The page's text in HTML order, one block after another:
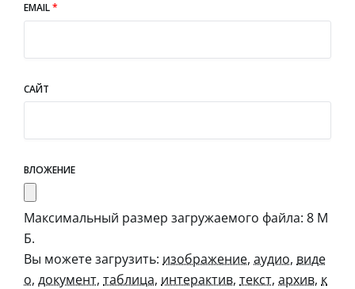
EMAIL*
САЙТ
ВЛОЖЕНИЕ
Максимальный размер загружаемого файла: 8 М
Б.
Вы можете загрузить: изображение, аудио, виде
о, документ, таблица, интерактив, текст, архив, к